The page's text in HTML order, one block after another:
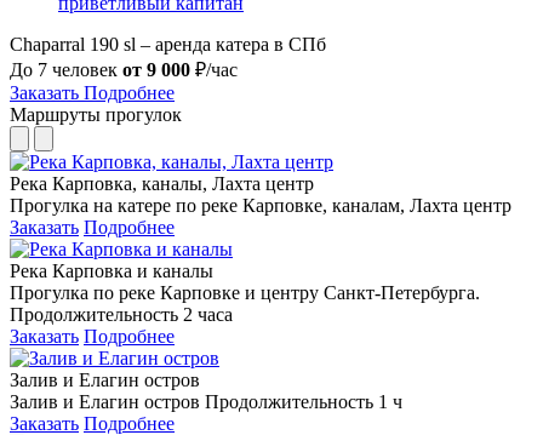
Chaparral 190 sl – аренда катера в СПб
До 7 человек от 9 000 ₽/час
Заказать Подробнее
Маршруты прогулок
Река Карповка, каналы, Лахта центр
Прогулка на катере по реке Карповке, каналам, Лахта центр
Заказать Подробнее
Река Карповка и каналы
Прогулка по реке Карповке и центру Санкт-Петербурга.
Продолжительность 2 часа
Заказать Подробнее
Залив и Елагин остров
Залив и Елагин остров Продолжительность 1 ч
Заказать Подробнее